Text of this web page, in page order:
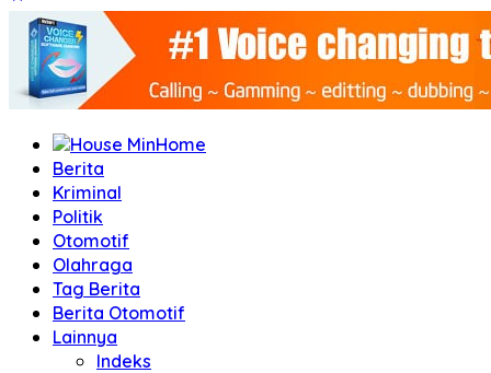
Home
Berita
Kriminal
Politik
Otomotif
Olahraga
Tag Berita
Berita Otomotif
Lainnya
Indeks